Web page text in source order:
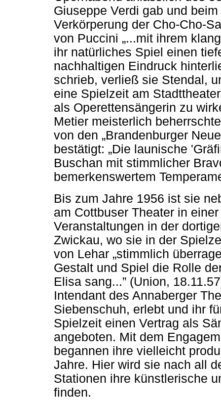
Giuseppe Verdi gab und
Verkörperung der Cho-Cho-
von Puccini „...mit ihrem
ihr natürliches Spiel einen
nachhaltigen Eindruck
schrieb, verließ sie Stendal,
eine Spielzeit am
als Operettensängerin zu
Metier meisterlich
von den „Brandenburger
bestätigt: „Die launische
Buschan mit stimmlicher
bemerkenswertem
Bis zum Jahre 1956 ist sie
am Cottbuser Theater in
Veranstaltungen in der
Zwickau, wo sie in der
von Lehar „stimmlich
Gestalt und Spiel die Rolle
Elisa sang...” (Union,
Intendant des Annaberger
Siebenschuh, erlebt und ihr
Spielzeit einen Vertrag als
angeboten. Mit dem
begannen ihre vielleicht
Jahre. Hier wird sie nach all
Stationen ihre künstlerische
finden.